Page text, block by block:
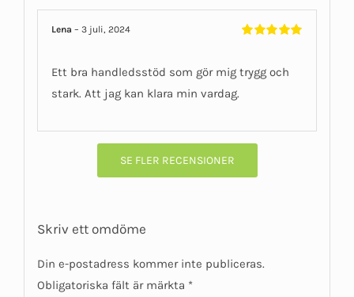
Lena– 3 juli, 2024
Ett bra handledsstöd som gör mig trygg och
stark. Att jag kan klara min vardag.
SE FLER RECENSIONER
Skriv ett omdöme
Din e-postadress kommer inte publiceras.
Obligatoriska fält är märkta *